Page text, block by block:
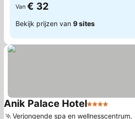
Van € 32
Bekijk prijzen van 9 sites
Anik Palace Hotel4 Sterren
Verjongende spa en wellnesscentrum,